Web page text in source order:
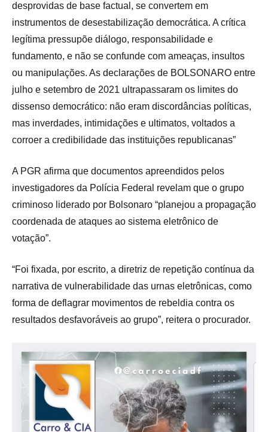
desprovidas de base factual, se convertem em
instrumentos de desestabilização democrática. A crítica
legítima pressupõe diálogo, responsabilidade e
fundamento, e não se confunde com ameaças, insultos
ou manipulações. As declarações de BOLSONARO entre
julho e setembro de 2021 ultrapassaram os limites do
dissenso democrático: não eram discordâncias políticas,
mas inverdades, intimidações e ultimatos, voltados a
corroer a credibilidade das instituições republicanas”
A PGR afirma que documentos apreendidos pelos
investigadores da Polícia Federal revelam que o grupo
criminoso liderado por Bolsonaro “planejou a propagação
coordenada de ataques ao sistema eletrônico de
votação”.
“Foi fixada, por escrito, a diretriz de repetição contínua da
narrativa de vulnerabilidade das urnas eletrônicas, como
forma de deflagrar movimentos de rebeldia contra os
resultados desfavoráveis ao grupo”, reitera o procurador.